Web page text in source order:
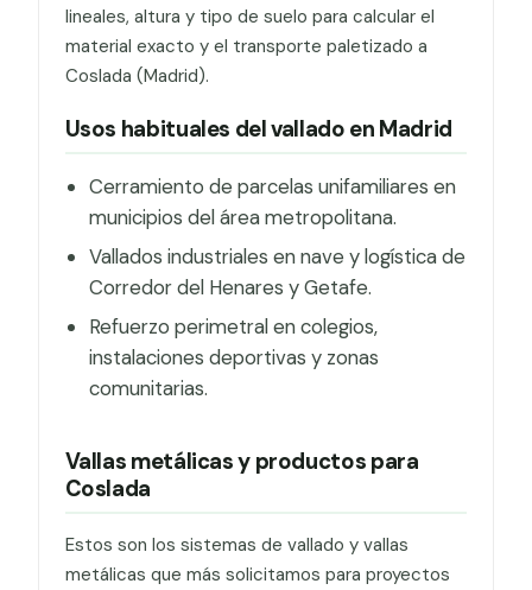
lineales, altura y tipo de suelo para calcular el
material exacto y el transporte paletizado a
Coslada (Madrid).
Usos habituales del vallado en Madrid
Cerramiento de parcelas unifamiliares en
municipios del área metropolitana.
Vallados industriales en nave y logística de
Corredor del Henares y Getafe.
Refuerzo perimetral en colegios,
instalaciones deportivas y zonas
comunitarias.
Vallas metálicas y productos para
Coslada
Estos son los sistemas de vallado y vallas
metálicas que más solicitamos para proyectos